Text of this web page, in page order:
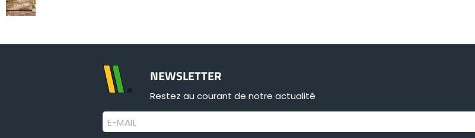
NEWSLETTER
Restez au courant de notre actualité
E-MAIL